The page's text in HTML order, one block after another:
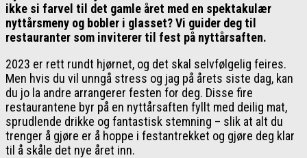
ikke si farvel til det gamle året med en spektakulær
nyttårsmeny og bobler i glasset? Vi guider deg til
restauranter som inviterer til fest på nyttårsaften.
2023 er rett rundt hjørnet, og det skal selvfølgelig feires.
Men hvis du vil unngå stress og jag på årets siste dag, kan
du jo la andre arrangerer festen for deg. Disse fire
restaurantene byr på en nyttårsaften fyllt med deilig mat,
sprudlende drikke og fantastisk stemning – slik at alt du
trenger å gjøre er å hoppe i festantrekket og gjøre deg klar
til å skåle det nye året inn.